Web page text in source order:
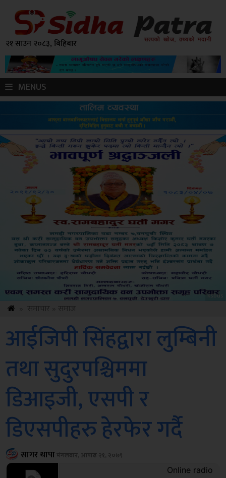
२१ साउन २०८३, बिहिबार
MENUS
Amb
आईजिपी सिंहद्वारा लुम्बिनी
तथा सुदुरपश्चिममा
डिआइजी, एसपी र
डिएसपीहरु हेरफेर गर्दै
सागर थापामंगलबार, आषाढ २१, २०७९